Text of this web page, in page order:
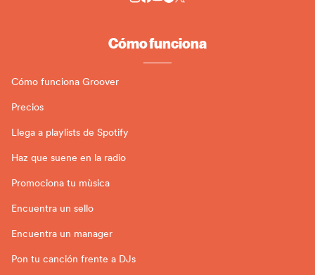
Cómo funciona
Cómo funciona Groover
Precios
Llega a playlists de Spotify
Haz que suene en la radio
Promociona tu mùsica
Encuentra un sello
Encuentra un manager
Pon tu canción frente a DJs